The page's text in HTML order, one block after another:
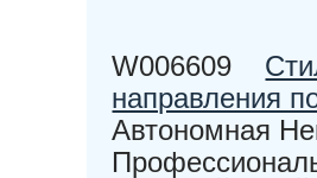
W006609
направления
Автономная